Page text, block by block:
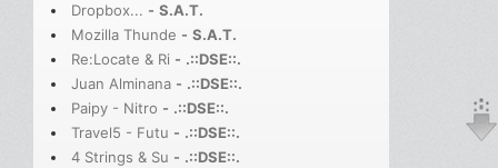
Dropbox... - S.A.T.
Mozilla Thunde - S.A.T.
Re:Locate & Ri - .::DSE::.
Juan Alminana - .::DSE::.
Paipy - Nitro - .::DSE::.
Travel5 - Futu - .::DSE::.
4 Strings & Su - .::DSE::.